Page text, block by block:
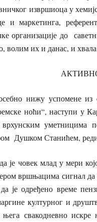
извршиоца у
и маркетинга,
организације до
волим их и данас, и
нижу успомене из
ноћи“, наступи у
Душком Станићем,
је човек млад у мери
вршњацима сигнал да
је одређено време
културног и
њега свакодневно